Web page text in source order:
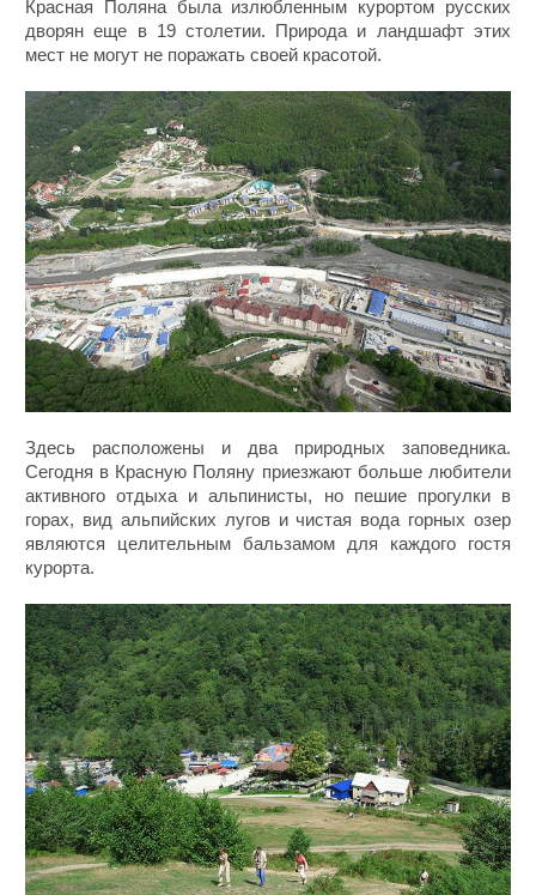
Красная Поляна была излюбленным курортом русских
дворян еще в 19 столетии. Природа и ландшафт этих
мест не могут не поражать своей красотой.
Здесь расположены и два природных заповедника.
Сегодня в Красную Поляну приезжают больше любители
активного отдыха и альпинисты, но пешие прогулки в
горах, вид альпийских лугов и чистая вода горных озер
являются целительным бальзамом для каждого гостя
курорта.